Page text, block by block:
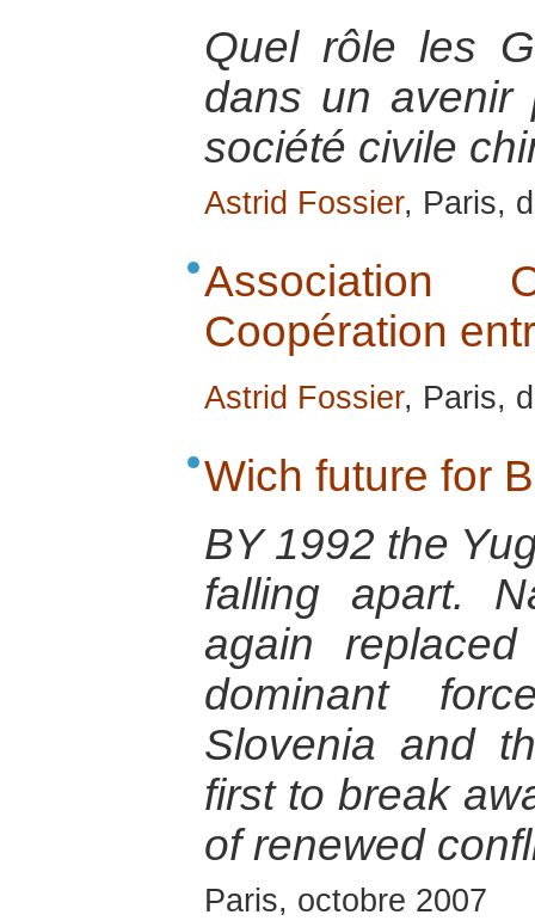
Quel rôle les
dans un avenir
société civile
Astrid Fossier, Paris,
Association
Coopération
Astrid Fossier, Paris,
Wich future for
BY 1992 the
falling apart.
again
dominant
Slovenia and
first to break
of renewed
Paris, octobre 2007